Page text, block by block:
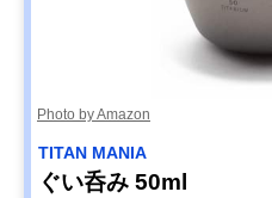
Photo by Amazon
TITAN MANIA
ぐい呑み 50ml